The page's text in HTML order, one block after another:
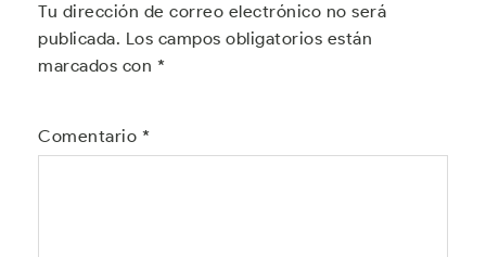
Tu dirección de correo electrónico no será
publicada. Los campos obligatorios están
marcados con *
Comentario *